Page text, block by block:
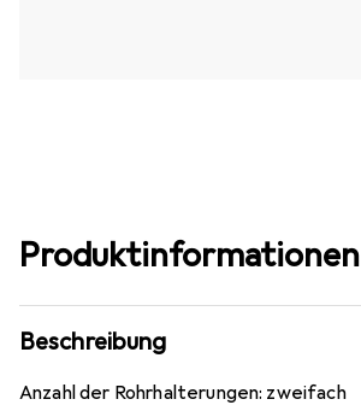
Produktinformationen
Beschreibung
Anzahl der Rohrhalterungen: zweifach